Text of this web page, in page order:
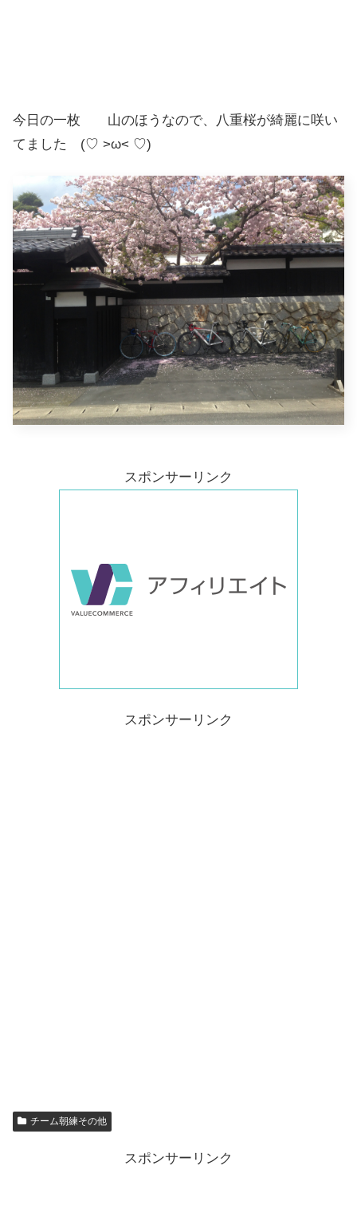
今日の一枚 山のほうなので、八重桜が綺麗に咲い
てました (♡ >ω< ♡)
スポンサーリンク
スポンサーリンク
チーム朝練その他
スポンサーリンク